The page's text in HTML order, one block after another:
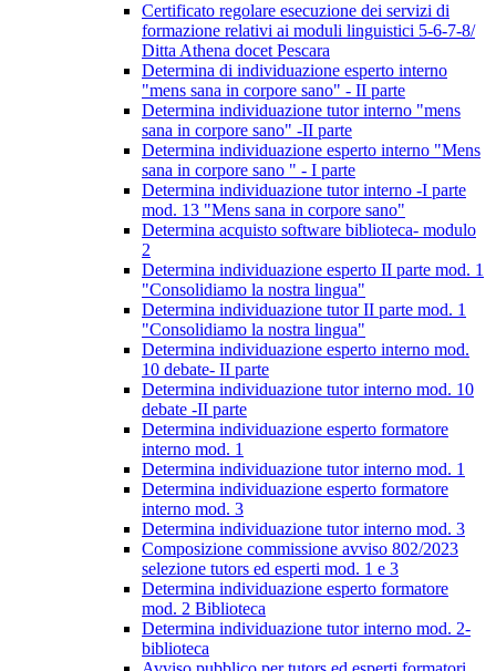
Certificato regolare esecuzione dei servizi di
formazione relativi ai moduli linguistici 5-6-7-8/
Ditta Athena docet Pescara
Determina di individuazione esperto interno
"mens sana in corpore sano" - II parte
Determina individuazione tutor interno "mens
sana in corpore sano" -II parte
Determina individuazione esperto interno "Mens
sana in corpore sano " - I parte
Determina individuazione tutor interno -I parte
mod. 13 "Mens sana in corpore sano"
Determina acquisto software biblioteca- modulo
2
Determina individuazione esperto II parte mod. 1
"Consolidiamo la nostra lingua"
Determina individuazione tutor II parte mod. 1
"Consolidiamo la nostra lingua"
Determina individuazione esperto interno mod.
10 debate- II parte
Determina individuazione tutor interno mod. 10
debate -II parte
Determina individuazione esperto formatore
interno mod. 1
Determina individuazione tutor interno mod. 1
Determina individuazione esperto formatore
interno mod. 3
Determina individuazione tutor interno mod. 3
Composizione commissione avviso 802/2023
selezione tutors ed esperti mod. 1 e 3
Determina individuazione esperto formatore
mod. 2 Biblioteca
Determina individuazione tutor interno mod. 2-
biblioteca